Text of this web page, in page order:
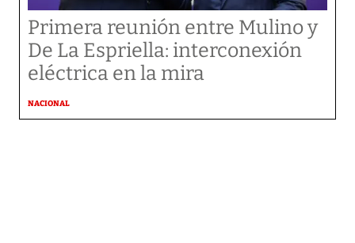
Primera reunión entre Mulino y
De La Espriella: interconexión
eléctrica en la mira
NACIONAL